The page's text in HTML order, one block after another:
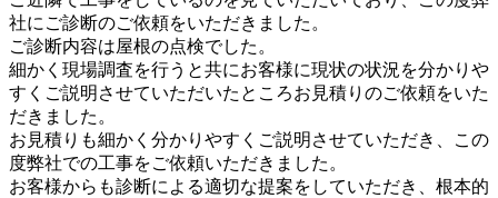
社にご診断のご依頼をいただきました。
ご診断内容は屋根の点検でした。
細かく現場調査を行うと共にお客様に現状の状況を分かりや
すくご説明させていただいたところお見積りのご依頼をいた
だきました。
お見積りも細かく分かりやすくご説明させていただき、この
度弊社での工事をご依頼いただきました。
お客様からも診断による適切な提案をしていただき、根本的